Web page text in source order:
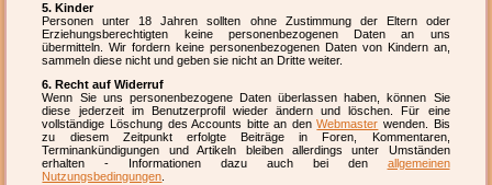
5. Kinder
Personen unter 18 Jahren sollten ohne Zustimmung der Eltern oder
Erziehungsberechtigten keine personenbezogenen Daten an uns
übermitteln. Wir fordern keine personenbezogenen Daten von Kindern an,
sammeln diese nicht und geben sie nicht an Dritte weiter.
6. Recht auf Widerruf
Wenn Sie uns personenbezogene Daten überlassen haben, können Sie
diese jederzeit im Benutzerprofil wieder ändern und löschen. Für eine
vollständige Löschung des Accounts bitte an denWebmaster wenden. Bis
zu diesem Zeitpunkt erfolgte Beiträge in Foren, Kommentaren,
Terminankündigungen und Artikeln bleiben allerdings unter Umständen
erhalten - Informationen dazu auch bei den allgemeinen
Nutzungsbedingungen